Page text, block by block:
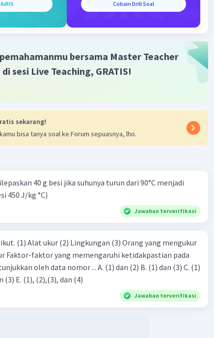
dari partikel-partikel bermuatan positif yang
(dengan massa sekitar sama dengan neutron) dan
dalam ruang di sekitar inti atom dalam level energi
yang juga menentukan sifat-sifat kimianya.
sangat bergantung pada pemahaman struktur dan
menjelaskan perilaku unsur dan senyawa kimia.
Cobain Drill Soal
bersama Master Teacher
di sesi Live Teaching, GRATIS!
sekarang!
bisa tanya soal ke Forum sepuasnya, lho.
40 g besi jika suhunya turun dari 90°C menjadi
450 J/kg °C)
Jawaban terverifikasi
(1) Alat ukur (2) Lingkungan (3) Orang yang mengukur
Faktor-faktor yang memengaruhi ketidakpastian pada
nomor ... A. (1) dan (2) B. (1) dan (3) C. (1)
dan (4) D. (1), (2), dan (3) E. (1), (2),(3), dan (4)
Jawaban terverifikasi